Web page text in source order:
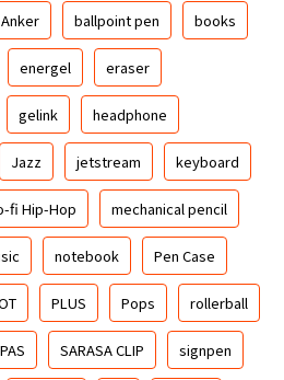
Anker ballpoint pen books
energel eraser
gelink headphone
Jazz jetstream keyboard
fi Hip-Hop mechanical pencil
notebook Pen Case
PLUS Pops rollerball
SARASA CLIP signpen